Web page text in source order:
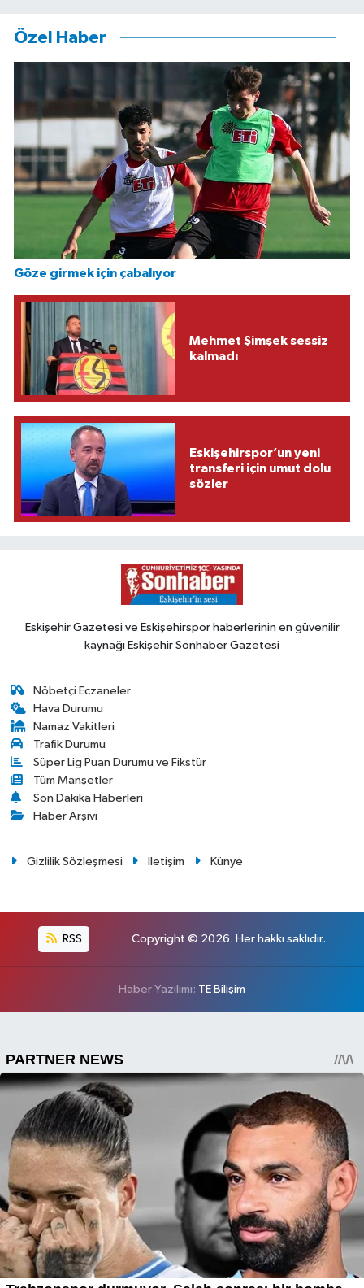
Özel Haber
Göze girmek için çabalıyor
Mehmet Şimşek sessiz
kalmadı
Eskişehirspor’un yeni
transferi için umut dolu
sözler
Eskişehir Gazetesi ve Eskişehirspor haberlerinin en güvenilir
kaynağı Eskişehir Sonhaber Gazetesi
Nöbetçi Eczaneler
Hava Durumu
Namaz Vakitleri
Trafik Durumu
Süper Lig Puan Durumu ve Fikstür
Tüm Manşetler
Son Dakika Haberleri
Haber Arşivi
Gizlilik Sözleşmesi İletişim Künye
RSS Copyright © 2026. Her hakkı saklıdır.
Haber Yazılımı: TE Bilişim